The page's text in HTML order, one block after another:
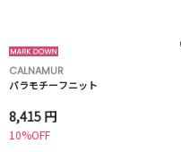
CALNAMUR
バラモチーフニット
8,415 円
10%OFF